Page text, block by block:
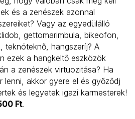
és a zenészek azonnal
Vagy az egyedülálló
gettomarimbula, bikeofon,
teknóteknő, hangszeríj? A
ezek a hangkeltő eszközök
a zenészek virtuozitása? Ha
lenni, akkor gyere el és győződj
és legyetek igazi karmesterek!
Ft.